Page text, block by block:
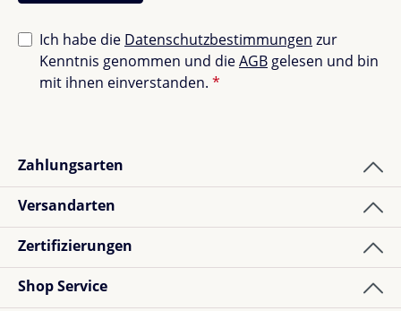
Ich habe die Datenschutzbestimmungen zur
Kenntnis genommen und dieAGB gelesen und bin
mit ihnen einverstanden. *
Zahlungsarten
Versandarten
Zertifizierungen
Shop Service